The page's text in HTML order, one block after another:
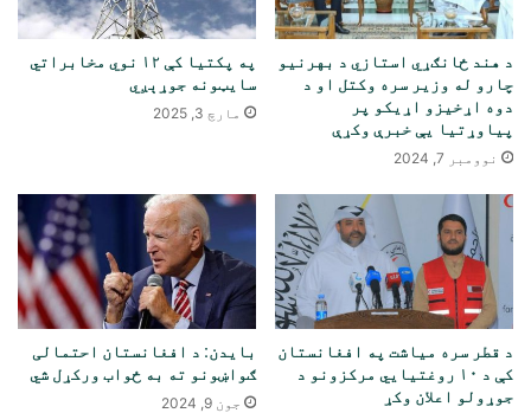
د هند ځانګړي استازي د بهرنیو
چارو له وزیر سره وکتل او د
دوه اړخیزو اړیکو پر
پیاوړتیا یې خبرې وکړې
نوومبر 7, 2024
په پکتیا کې ۱۲ نوي مخابراتي
سایټونه جوړېږي
مارچ 3, 2025
د قطر سره میاشت په افغانستان
کې د ۱۰ روغتیايي مرکزونو د
جوړولو اعلان وکړ
بایدن: د افغانستان احتمالی
ګواښونو ته به ځواب ورکړل شي
جون 9, 2024